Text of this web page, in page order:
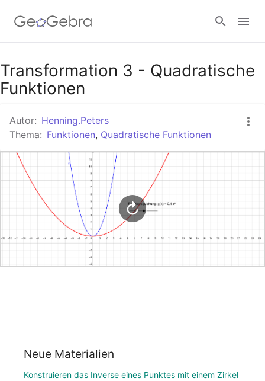
Google Classroom
Anmelden
Transformation 3 - Quadratische
Funktionen
Autor: Henning.Peters
Thema: Funktionen, Quadratische Funktionen
Neue Materialien
Konstruieren das Inverse eines Punktes mit einem Zirkel